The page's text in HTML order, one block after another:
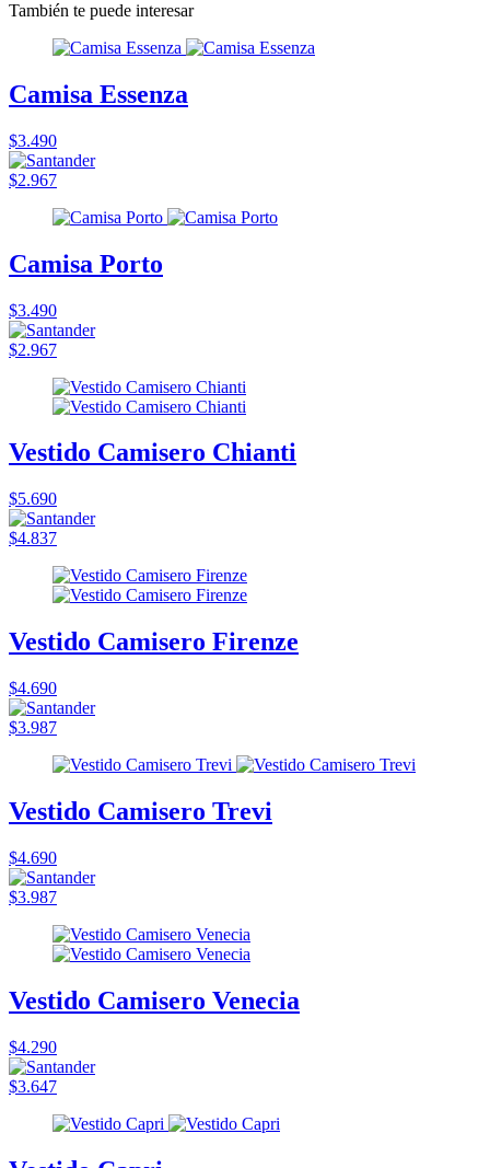
También te puede interesar
Camisa Essenza
$3.490
$2.967
Camisa Porto
$3.490
$2.967
Vestido Camisero Chianti
$5.690
$4.837
Vestido Camisero Firenze
$4.690
$3.987
Vestido Camisero Trevi
$4.690
$3.987
Vestido Camisero Venecia
$4.290
$3.647